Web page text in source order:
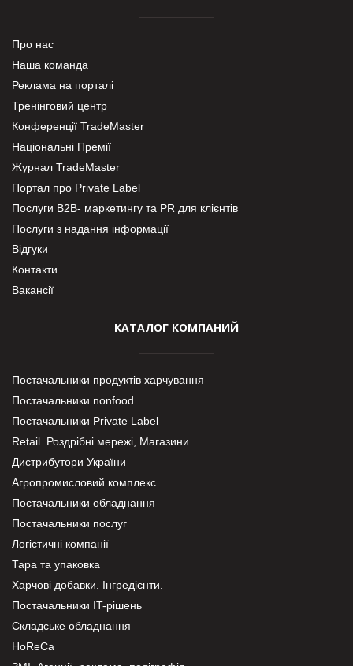
Про нас
Наша команда
Реклама на порталі
Тренінговий центр
Конференції TradeMaster
Національні Премії
Журнал TradeMaster
Портал про Private Label
Послуги В2В- маркетингу та PR для клієнтів
Послуги з надання інформації
Відгуки
Контакти
Вакансії
КАТАЛОГ КОМПАНИЙ
Постачальники продуктів харчування
Постачальники nonfood
Постачальники Private Label
Retail. Роздрібні мережі, Магазини
Дистрибутори України
Агропромисловий комплекс
Постачальники обладнання
Постачальники послуг
Логістичні компанії
Тара та упаковка
Харчові добавки. Інгредієнти.
Постачальники IT-рішень
Складське обладнання
HoReCa